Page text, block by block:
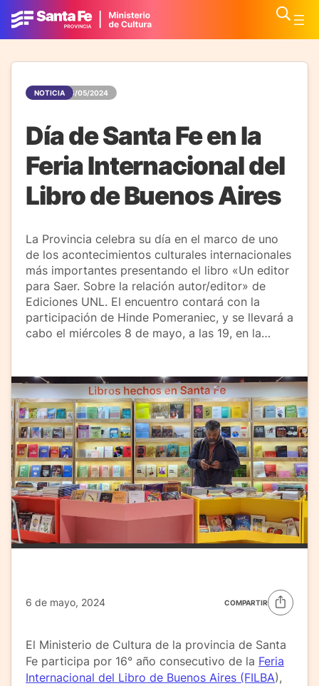
NOTICIA 06/05/2024
Día de Santa Fe en la
Feria Internacional del
Libro de Buenos Aires
La Provincia celebra su día en el marco de uno
de los acontecimientos culturales internacionales
más importantes presentando el libro «Un editor
para Saer. Sobre la relación autor/editor» de
Ediciones UNL. El encuentro contará con la
participación de Hinde Pomeraniec, y se llevará a
cabo el miércoles 8 de mayo, a las 19, en la…
6 de mayo, 2024 COMPARTIR
El Ministerio de Cultura de la provincia de Santa
Fe participa por 16° año consecutivo de la Feria
Internacional del Libro de Buenos Aires (FILBA),